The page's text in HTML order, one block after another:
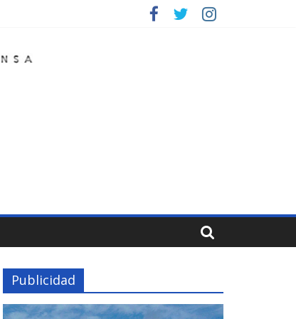
Publicidad